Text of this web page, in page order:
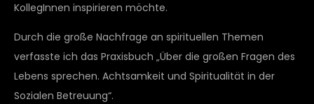
KollegInnen inspirieren möchte.
Durch die große Nachfrage an spirituellen Themen
verfasste ich das Praxisbuch „Über die großen Fragen des
Lebens sprechen. Achtsamkeit und Spiritualität in der
Sozialen Betreuung“.